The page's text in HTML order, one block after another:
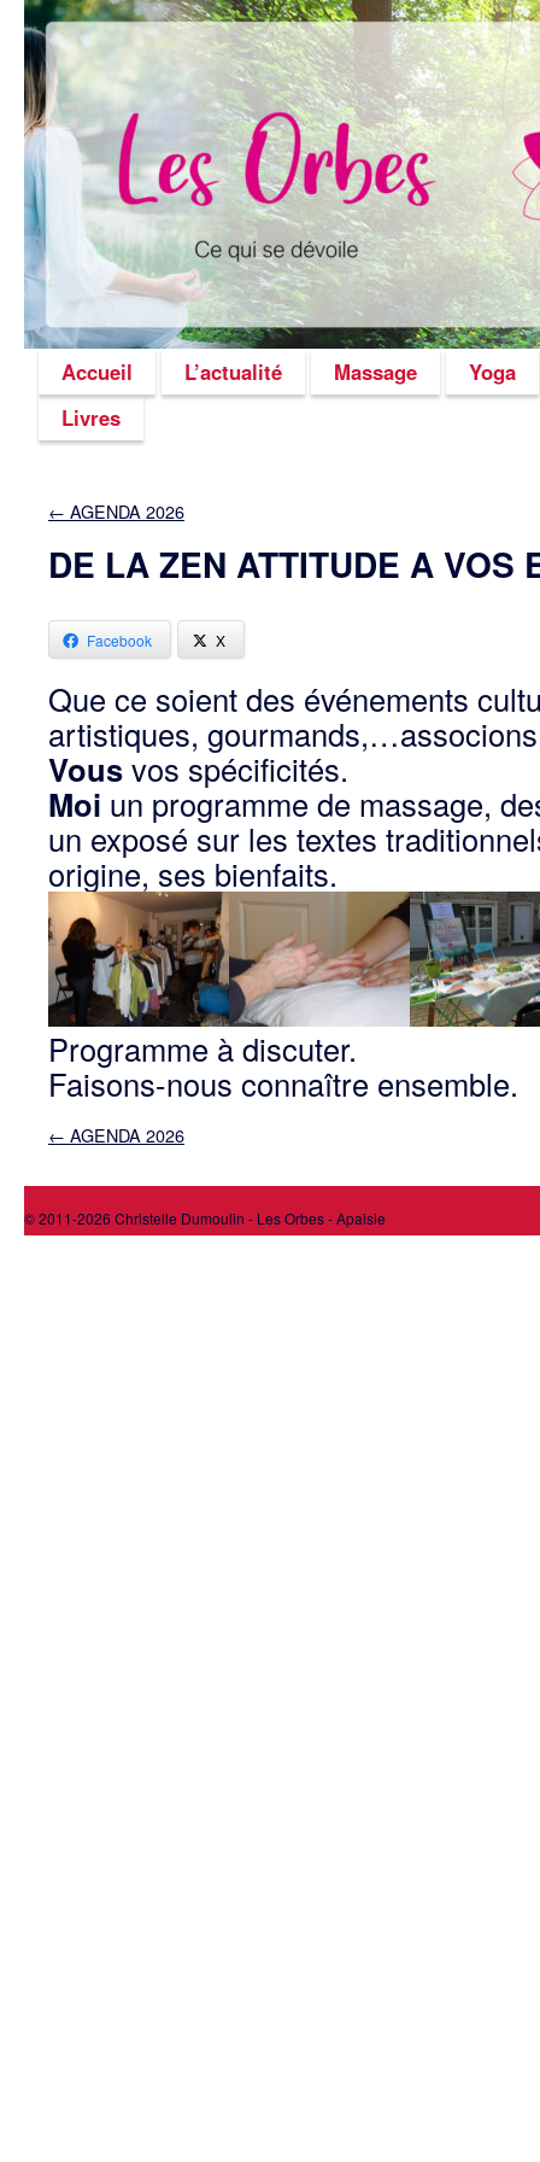
Accueil L’actualité Massage
Yoga
Livres
← AGENDA 2026
DE LA ZEN ATTITUDE A VOS
Facebook X
Que ce soient des événements
artistiques,
Vousvos spécificités.
Moi un programme de massage,
un exposé sur les textes
origine, ses bienfaits.
Programme à discuter.
Faisons-nous connaître ensemble.
← AGENDA 2026
© 2011-2026 Christelle Dumoulin - Les Orbes - Apaisie